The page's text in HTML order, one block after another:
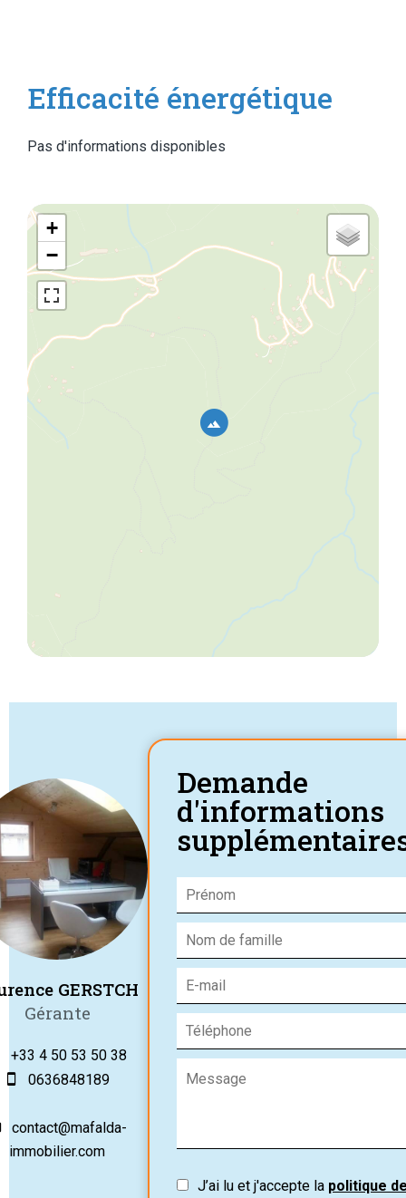
Efficacité énergétique
Pas d'informations disponibles
+
−
GERSTCH
Gérante
+33 4 50 53 50 38
0636848189
contact@mafalda-
immobilier.com
Demande
d'informations
J’ai lu et j'accepte la politique